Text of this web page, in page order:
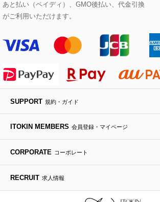
Maison de CINQ
MK MICHEL KLEIN BAG
HIROKO KOSHINO
re:edition project 165
セットアップワンピース
ステンカラーコート
ライダースジャケット
デニムジャケット
ダウンジャケット・コート
その他のコート・ブルゾン
ヘアアクセサリー
ハンカチ・バンダナ
手袋
チャーム・ストラップ
傘・日傘
ブローチ・コサージュ
ボストンバッグ
バックパック・リュック
ボディバッグ・メッセンジャーバッグ
トラベルバッグ
ビジネスバッグ
その他のバッグ
スニーカー
フラットシューズ
ローファー
ドレスシューズ
サンダル・ミュール
その他のシューズ
ローズ
カサブランカ・カラー
ラナンキュラス
ポプリアレンジ＆フレグランス
その他のアートフラワー
あと払い（ペイディ）、GMO後払い、代金引換
がご利用いただけます。
SUPPORT 規約・ガイド
ITOKIN MEMBERS 会員登録・マイページ
CORPORATE コーポレート
RECRUIT 求人情報